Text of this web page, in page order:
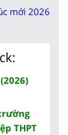
mới 2026
THPT